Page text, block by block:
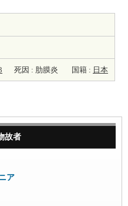
死因 : 肋膜炎 国籍 : 日本
故者
ア